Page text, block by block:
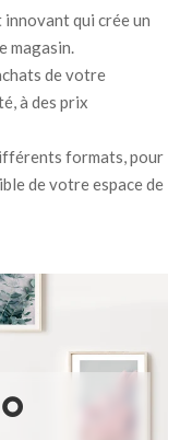
innovant qui crée un
magasin.
de votre
à des prix
formats, pour
de votre espace de